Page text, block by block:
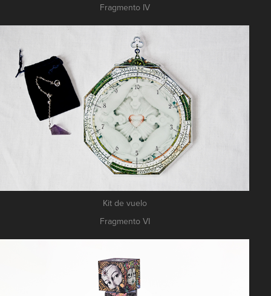
Fragmento IV
Kit de vuelo
Fragmento VI